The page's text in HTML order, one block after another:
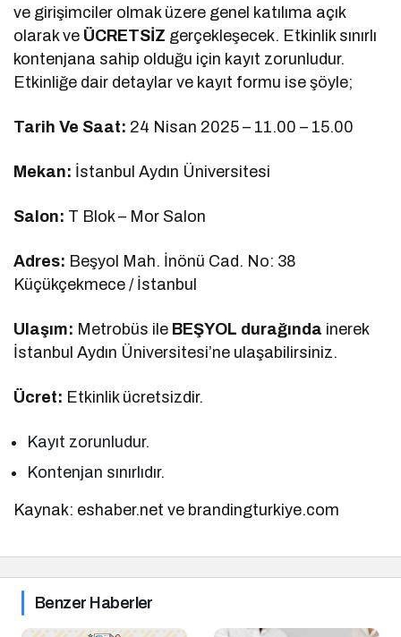
ve girişimciler olmak üzere genel katılıma açık
olarak ve ÜCRETSİZ gerçekleşecek. Etkinlik sınırlı
kontenjana sahip olduğu için kayıt zorunludur.
Etkinliğe dair detaylar ve kayıt formu ise şöyle;
Tarih Ve Saat: 24 Nisan 2025 – 11.00 – 15.00
Mekan: İstanbul Aydın Üniversitesi
Salon: T Blok – Mor Salon
Adres: Beşyol Mah. İnönü Cad. No: 38
Küçükçekmece / İstanbul
Ulaşım: Metrobüs ile BEŞYOL durağında inerek
İstanbul Aydın Üniversitesi’ne ulaşabilirsiniz.
Ücret: Etkinlik ücretsizdir.
Kayıt zorunludur.
Kontenjan sınırlıdır.
Kaynak: eshaber.net ve brandingturkiye.com
Benzer Haberler